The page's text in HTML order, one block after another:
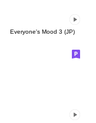
Everyone's Mood 3 (JP)